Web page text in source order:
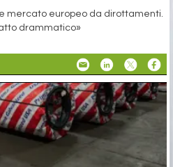
mercato europeo da dirottamenti.
drammatico»